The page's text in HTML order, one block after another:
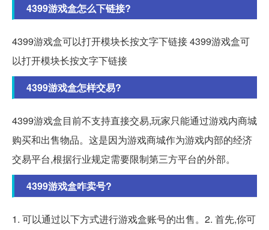
4399游戏盒怎么下链接?
4399游戏盒可以打开模块长按文字下链接 4399游戏盒可
以打开模块长按文字下链接
4399游戏盒怎样交易?
4399游戏盒目前不支持直接交易,玩家只能通过游戏内商城
购买和出售物品。这是因为游戏商城作为游戏内部的经济
交易平台,根据行业规定需要限制第三方平台的外部。
4399游戏盒咋卖号?
1. 可以通过以下方式进行游戏盒账号的出售。2. 首先,你可